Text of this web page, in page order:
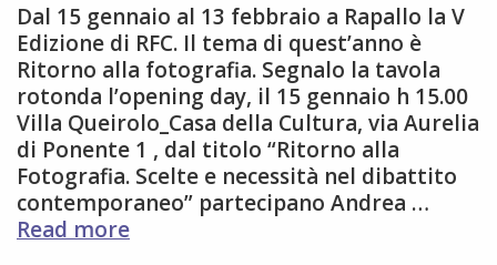
Dal 15 gennaio al 13 febbraio a Rapallo la V
Edizione di RFC. Il tema di quest’anno è
Ritorno alla fotografia. Segnalo la tavola
rotonda l’opening day, il 15 gennaio h 15.00
Villa Queirolo_Casa della Cultura, via Aurelia
di Ponente 1 , dal titolo “Ritorno alla
Fotografia. Scelte e necessità nel dibattito
contemporaneo” partecipano Andrea …
Read moreRAPALLO